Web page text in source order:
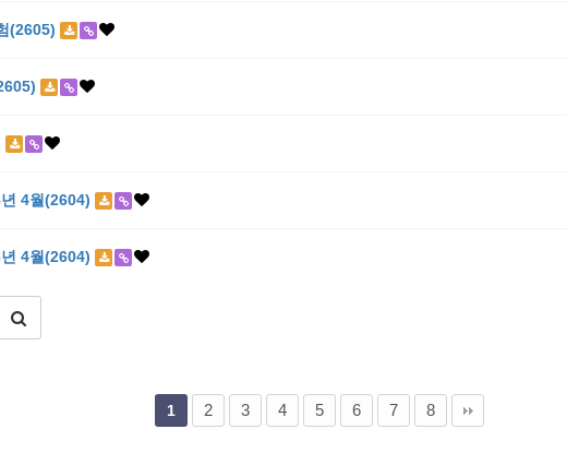
(2605)
4월(2604)
4월(2604)
1 2 3 4 5 6 7 8